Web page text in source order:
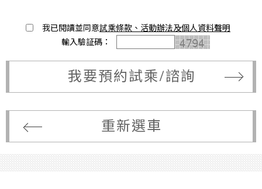
我已閱讀並同意試乘條款、活動辦法及個人資料聲明
輸入驗証碼：
我要預約試乘/諮詢
重新選車